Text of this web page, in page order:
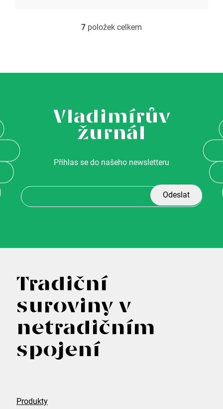
O
c
í
r
v
u
7 položek celkem
Vladimírův
žurnál
Přihlas se do našeho newsletteru
Z
á
p
a
Tradiční
suroviny v
netradičním
spojení
Produkty